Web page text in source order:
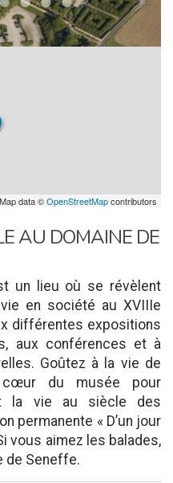
data ©OpenStreetMapcontributors
AU DOMAINE DE
un lieu où se révèlent
en société au XVIIIe
différentes expositions
aux conférences et à
Goûtez à la vie de
du musée pour
la vie au siècle des
permanente « D’un jour
vous aimez les balades,
de Seneffe.